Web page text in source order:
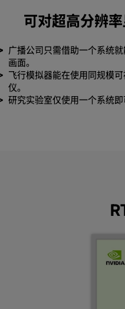
可对超高分辨
广播公司只需借助一个系统
画面。
飞行模拟器能在使用同规模
仪。
研究实验室仅使用一个系统